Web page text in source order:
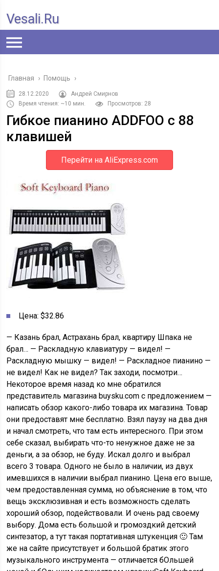
Vesali.ru
Главная › Помощь ›
28.12.2020
Андрей Смирнов
Время чтения: ~10 мин.
Просмотров: 28
Гибкое пианино ADDFOO с 88
клавишей
Перейти на AliExpress.com
Цена: $32.86
— Казань брал, Астрахань брал, квартиру Шпака не
брал… — Раскладную клавиатуру — видел! —
Раскладную мышку — видел! — Раскладное пианино —
не видел! Как не видел? Так заходи, посмотри…
Некоторое время назад ко мне обратился
представитель магазина buysku.com с предложением —
написать обзор какого-либо товара их магазина. Товар
они предоставят мне бесплатно. Взял паузу на два дня
и начал смотреть, что там есть интересного. При этом
себе сказал, выбирать что-то ненужное даже не за
деньги, а за обзор, не буду. Искал долго и выбрал
всего 3 товара. Одного не было в наличии, из двух
имевшихся в наличии выбрал пианино. Цена его выше,
чем предоставленная сумма, но объяснение в том, что
вещь эксклюзивная и есть возможность сделать
хороший обзор, подействовали. И очень рад своему
выбору. Дома есть большой и громоздкий детский
синтезатор, а тут такая портативная штукенция 🙂 Там
же на сайте присутствует и большой братик этого
музыкального инструмента — отличается бОльшей